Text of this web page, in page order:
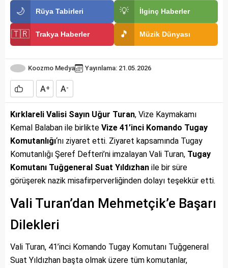
🌙 Rüya Tabirleri 💡 İlginç Haberler
🇹🇷 Trakya Haberler 🎵 Müzik Dünyası
Koozmo Medya Yayınlama: 21.05.2026
A+ A-
Kırklareli Valisi Sayın Uğur Turan, Vize Kaymakamı
Kemal Balaban ile birlikte Vize 41’inci Komando Tugay
Komutanlığı‘nı ziyaret etti. Ziyaret kapsamında Tugay
Komutanlığı Şeref Defteri’ni imzalayan Vali Turan, Tugay
Komutanı Tuğgeneral Suat Yıldızhan ile bir süre
görüşerek nazik misafirperverliğinden dolayı teşekkür etti.
Vali Turan’dan Mehmetçik’e Başarı
Dilekleri
Vali Turan, 41’inci Komando Tugay Komutanı Tuğgeneral
Suat Yıldızhan başta olmak üzere tüm komutanlar,